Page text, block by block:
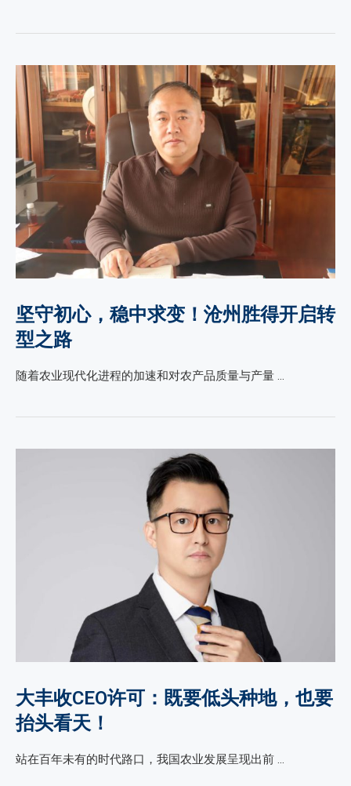
坚守初心，稳中求变！沧州胜得开启转
型之路
随着农业现代化进程的加速和对农产品质量与产量 …
大丰收CEO许可：既要低头种地，也要
抬头看天！
站在百年未有的时代路口，我国农业发展呈现出前 …